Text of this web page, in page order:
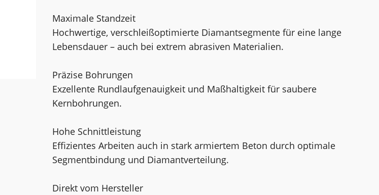
Maximale Standzeit
Hochwertige, verschleißoptimierte Diamantsegmente für eine lange
Lebensdauer – auch bei extrem abrasiven Materialien.
Präzise Bohrungen
Exzellente Rundlaufgenauigkeit und Maßhaltigkeit für saubere
Kernbohrungen.
Hohe Schnittleistung
Effizientes Arbeiten auch in stark armiertem Beton durch optimale
Segmentbindung und Diamantverteilung.
Direkt vom Hersteller